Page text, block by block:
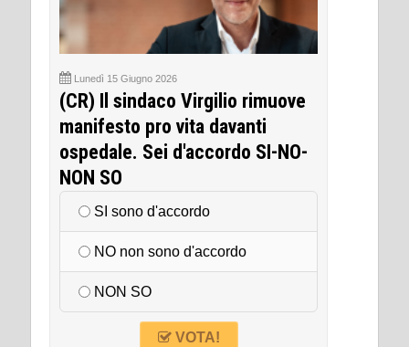
Lunedì 15 Giugno 2026
(CR) Il sindaco Virgilio rimuove
manifesto pro vita davanti
ospedale. Sei d'accordo SI-NO-
NON SO
SI sono d'accordo
NO non sono d'accordo
NON SO
VOTA!